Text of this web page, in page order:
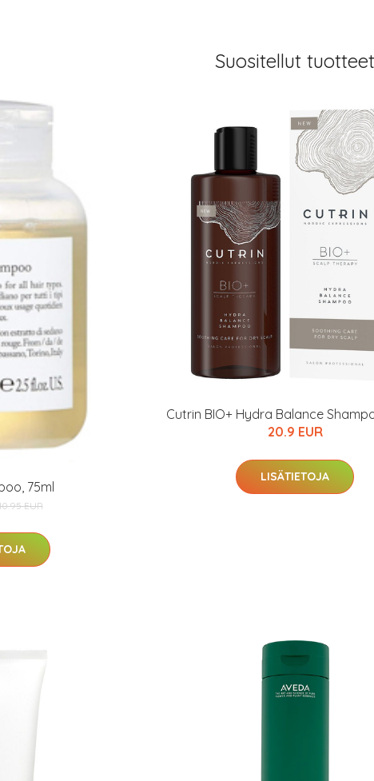
Suositellut tuotteet
75ml
EUR
Cutrin BIO+ Hydra Balance
20.9 EUR
LISÄTIETOJA
IdealofMeDin tuotteet -20 %!
terveystarkastus
nyt vain 200 €